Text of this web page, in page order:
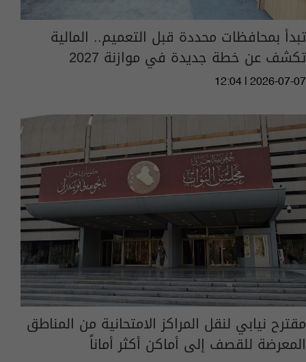
تبدأ بمحافظات محددة قبل التعميم.. المالية
تكشف عن خطة جديدة في موازنة 2027
12:04 | 2026-07-07
مقترح نيابي لنقل المراكز الامتحانية من المناطق
المعرضة للقصف إلى أماكن أكثر أماناً